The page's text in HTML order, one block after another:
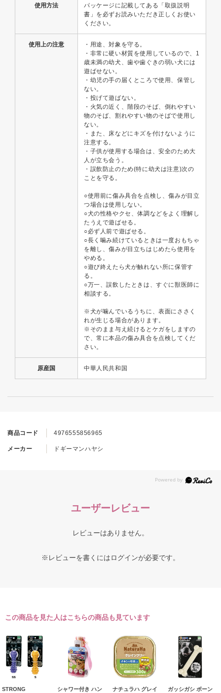
商品コード 4976555856965
メーカー ドギーマンハヤシ
使用方法
パッケージに記載してある「取扱説明
書」を必ずお読みいただき正しくお使い
ください。
使用上の注意
・用途、対象を守る。
・非常に硬い材質を使用しているので、1
歳未満の幼犬、歯や歯ぐきの弱い犬には
遊ばせない。
・幼児の手の届くところで使用、保管し
ない。
・投げて遊ばない。
・火気の近く、階段のそば、倒れやすい
物のそば、割れやすい物のそばで使用し
ない。
・また、床などにキズを付けないように
注意する。
・子供が使用する場合は、安全のため大
人が立ち会う。
・誤飲防止のため(特に幼犬は注意)次の
ことを守る。
○使用前に傷み具合を点検し、傷みが目立
つ場合は使用しない。
○犬の性格やクセ、体調などをよく理解し
たうえで遊ばせる。
○必ず人前で遊ばせる。
○長く噛み続けているときは一度おもちゃ
を離し、傷みが目立ちはじめたら使用を
やめる。
○遊び終えたら犬が触れない所に保管す
る。
○万一、誤飲したときは、すぐに獣医師に
相談する。
※犬が噛んでいるうちに、表面にささく
れが生じる場合があります。
※そのまま与え続けるとケガをしますの
で、常に本品の傷み具合を点検してくだ
さい。
原産国 中華人民共和国
ユーザーレビュー
レビューはありません。
※レビューを書くにはログインが必要です。
この商品を見た人はこちらの商品も見ています
STRONG
シャワー付き ハン
ナチュラハ グレイ
ガッシガシ ボーン